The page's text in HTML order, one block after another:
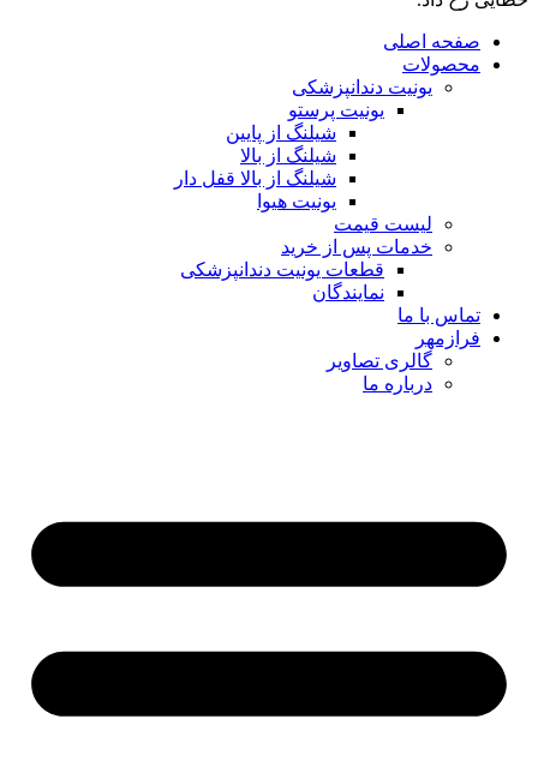
صفحه اصلی
محصولات
یونیت دندانپزشکی
یونیت پرستو
شیلنگ از پایین
شیلنگ از بالا
شیلنگ از بالا قفل دار
یونیت هیوا
لیست قیمت
خدمات پس از خرید
قطعات یونیت دندانپزشکی
نمایندگان
تماس با ما
فرازمهر
گالری تصاویر
درباره ما